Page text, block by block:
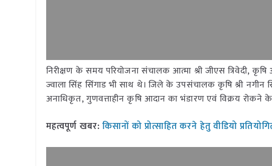
निरीक्षण के समय परियोजना संचालक आत्मा श्री जीएस त्रिवेदी,
ज्वाला सिंह सिंगाड भी साथ थे। जिले के उपसंचालक कृषि श्री नगीन
अनाधिकृत, गुणवत्ताहीन कृषि आदान का भंडारण एवं विक्रय रोकने
महत्वपूर्ण खबर:किसानों को प्रोत्साहित करने हेतु वीडियो